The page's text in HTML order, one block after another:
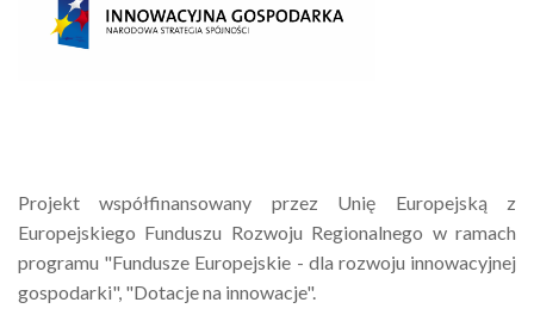
Projekt współfinansowany przez Unię Europejską z
Europejskiego Funduszu Rozwoju Regionalnego w ramach
programu "Fundusze Europejskie - dla rozwoju innowacyjnej
gospodarki", "Dotacje na innowacje".